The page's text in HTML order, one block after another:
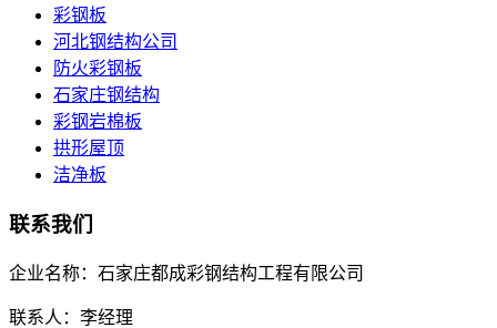
彩钢板
河北钢结构公司
防火彩钢板
石家庄钢结构
彩钢岩棉板
拱形屋顶
洁净板
联系我们
企业名称：石家庄都成彩钢结构工程有限公司
联系人：李经理